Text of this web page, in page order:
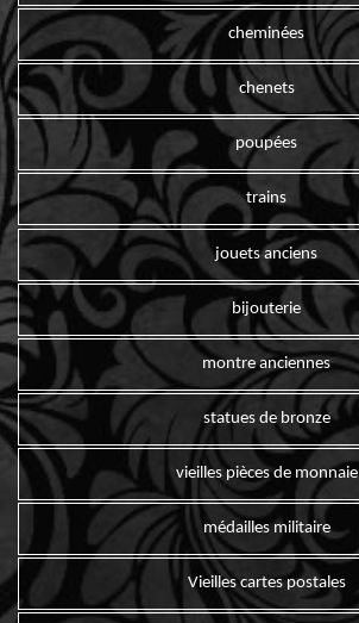
cheminées
chenets
poupées
trains
jouets anciens
bijouterie
montre anciennes
statues de bronze
vieilles pièces de monnaie
médailles militaire
Vieilles cartes postales